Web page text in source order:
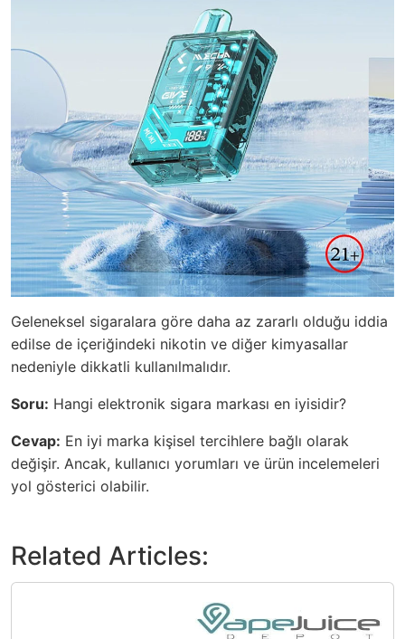
Geleneksel sigaralara göre daha az zararlı olduğu iddia
edilse de içeriğindeki nikotin ve diğer kimyasallar
nedeniyle dikkatli kullanılmalıdır.
Soru: Hangi elektronik sigara markası en iyisidir?
Cevap: En iyi marka kişisel tercihlere bağlı olarak
değişir. Ancak, kullanıcı yorumları ve ürün incelemeleri
yol gösterici olabilir.
Related Articles: